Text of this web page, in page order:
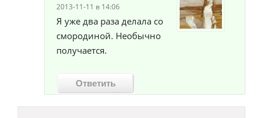
2013-11-11 в 14:06
Я уже два раза делала со
смородиной. Необычно
получается.
Ответить